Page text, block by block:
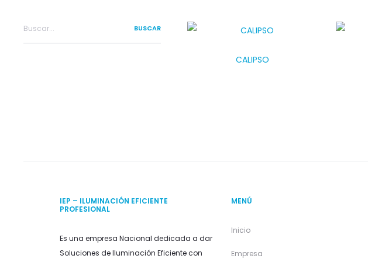
CALIPSO
IEP – ILUMINACIÓN EFICIENTE
PROFESIONAL
Es una empresa Nacional dedicada a dar
Soluciones de Iluminación Eficiente con
MENÚ
Inicio
Empresa